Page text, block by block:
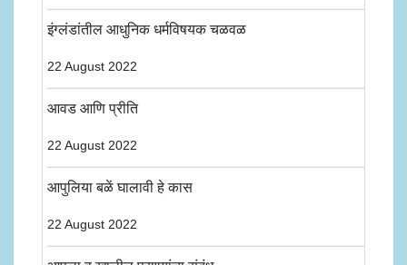
इंग्लंडांतील आधुनिक धर्मविषयक चळवळ
22 August 2022
आवड आणि प्रीति
22 August 2022
आपुलिया बळें घालावी हे कास
22 August 2022